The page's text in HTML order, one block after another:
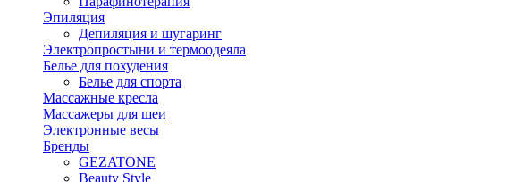
Эпиляция
Депиляция и шугаринг
Электропростыни и термоодеяла
Белье для похудения
Белье для спорта
Массажные кресла
Массажеры для шеи
Электронные весы
Бренды
GEZATONE
Beauty Style